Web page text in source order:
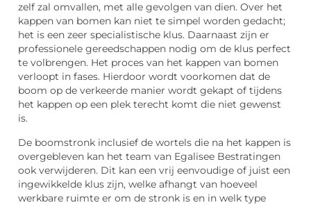
zelf zal omvallen, met alle gevolgen van dien. Over het
kappen van bomen kan niet te simpel worden gedacht;
het is een zeer specialistische klus. Daarnaast zijn er
professionele gereedschappen nodig om de klus perfect
te volbrengen. Het proces van het kappen van bomen
verloopt in fases. Hierdoor wordt voorkomen dat de
boom op de verkeerde manier wordt gekapt of tijdens
het kappen op een plek terecht komt die niet gewenst
is.
De boomstronk inclusief de wortels die na het kappen is
overgebleven kan het team van Egalisee Bestratingen
ook verwijderen. Dit kan een vrij eenvoudige of juist een
ingewikkelde klus zijn, welke afhangt van hoeveel
werkbare ruimte er om de stronk is en in welk type